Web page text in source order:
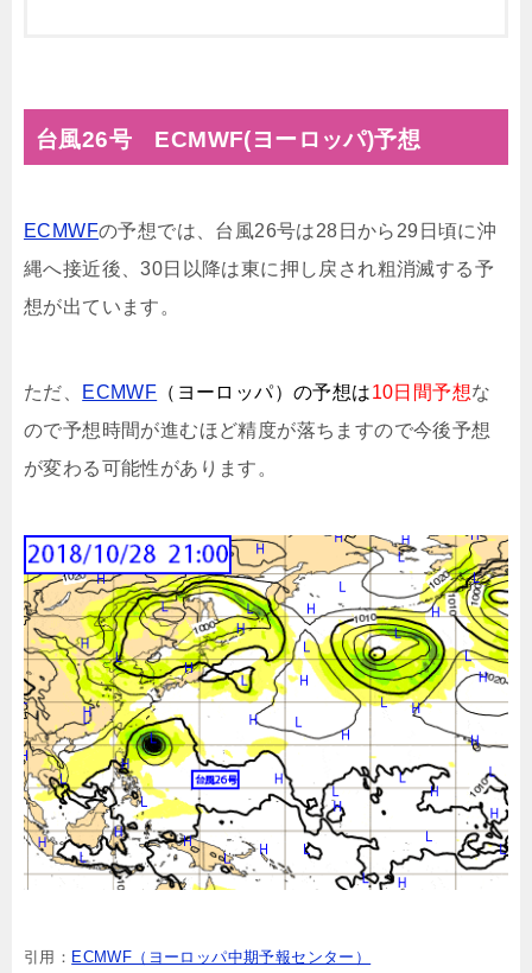
台風26号 ECMWF(ヨーロッパ)予想
ECMWFの予想では、台風26号は28日から29日頃に沖
縄へ接近後、30日以降は東に押し戻され粗消滅する予
想が出ています。
ただ、 ECMWF （ヨーロッパ）の予想は10日間予想な
ので予想時間が進むほど精度が落ちますので今後予想
が変わる可能性があります。
引用： ECMWF（ヨーロッパ中期予報センター）